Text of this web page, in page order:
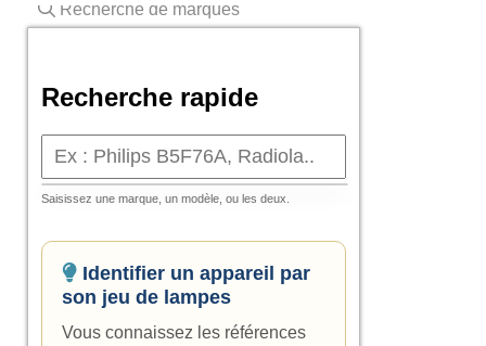
Recherche de marques
Recherche rapide
Saisissez une marque, un modèle, ou les deux.
Identifier un appareil par
son jeu de lampes
Vous connaissez les références